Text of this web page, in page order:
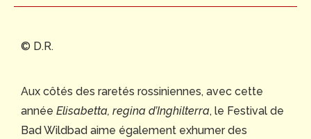
© D.R.
Aux côtés des raretés rossiniennes, avec cette
année Elisabetta, regina d’Inghilterra, le Festival de
Bad Wildbad aime également exhumer des